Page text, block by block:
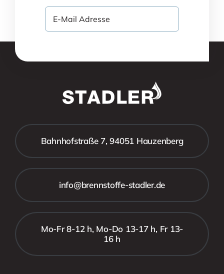
Bahnhofstraße 7, 94051 Hauzenberg
info@brennstoffe-stadler.de
Mo-Fr 8-12 h, Mo-Do 13-17 h, Fr 13-
16 h